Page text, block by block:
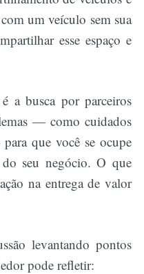
um veículo sem sua
esse espaço e
a busca por parceiros
— como cuidados
que você se ocupe
seu negócio. O que
na entrega de valor
levantando pontos
pode refletir: